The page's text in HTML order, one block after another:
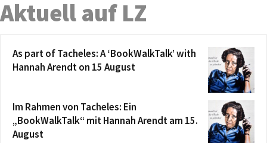
Aktuell auf LZ
As part of Tacheles: A ‘BookWalkTalk’ with
Hannah Arendt on 15 August
Im Rahmen von Tacheles: Ein
„BookWalkTalk“ mit Hannah Arendt am 15.
August